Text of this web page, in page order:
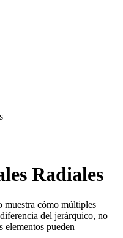
Radiales
muestra cómo múltiples
del jerárquico, no
elementos pueden